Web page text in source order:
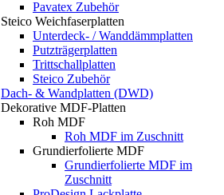
Pavatex Zubehör
Steico Weichfaserplatten
Unterdeck- / Wanddämmplatten
Putzträgerplatten
Trittschallplatten
Steico Zubehör
Dach- & Wandplatten (DWD)
Dekorative MDF-Platten
Roh MDF
Roh MDF im Zuschnitt
Grundierfolierte MDF
Grundierfolierte MDF im
Zuschnitt